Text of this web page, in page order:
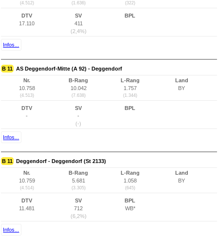
(4.512) (1.636) (322)
DTV
17.110
SV
411
(2,4%)
BPL
Infos...
B 11 AS Deggendorf-Mitte (A 92) - Deggendorf
Nr.
10.758
(4.513)
B-Rang
10.042
(7.638)
L-Rang
1.757
(1.344)
Land
BY
DTV
-
SV
-
(-)
BPL
Infos...
B 11 Deggendorf - Deggendorf (St 2133)
Nr.
10.759
(4.514)
B-Rang
5.681
(3.305)
L-Rang
1.058
(645)
Land
BY
DTV
11.481
SV
712
(6,2%)
BPL
WB*
Infos...